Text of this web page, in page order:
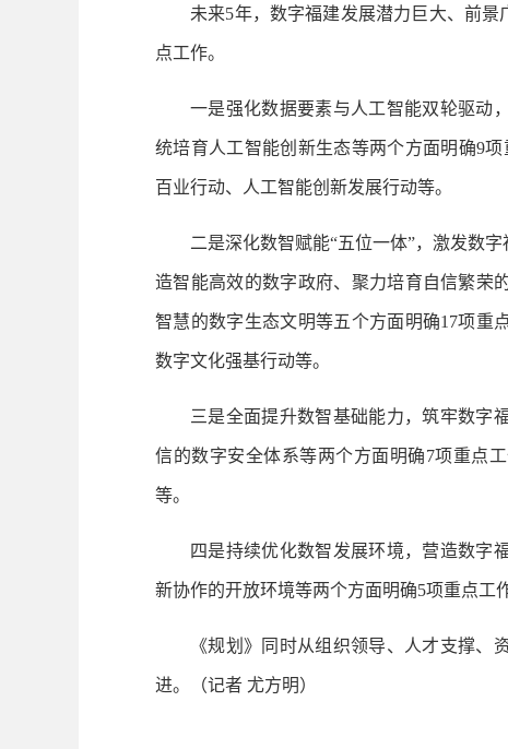
未来5年，数字福建发展潜力巨大、前
点工作。
一是强化数据要素与人工智能双轮驱动
统培育人工智能创新生态等两个方面明确9
百业行动、人工智能创新发展行动等。
二是深化数智赋能“五位一体”，激发数
造智能高效的数字政府、聚力培育自信繁荣
智慧的数字生态文明等五个方面明确17项重
数字文化强基行动等。
三是全面提升数智基础能力，筑牢数字
信的数字安全体系等两个方面明确7项重点
等。
四是持续优化数智发展环境，营造数字
新协作的开放环境等两个方面明确5项重点工
《规划》同时从组织领导、人才支撑
进。 （记者 尤方明）